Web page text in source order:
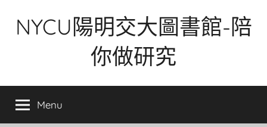
NYCU陽明交大圖書館-陪
你做研究
Menu